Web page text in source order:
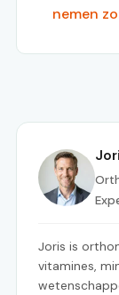
nemen
Joris is
vitamines,